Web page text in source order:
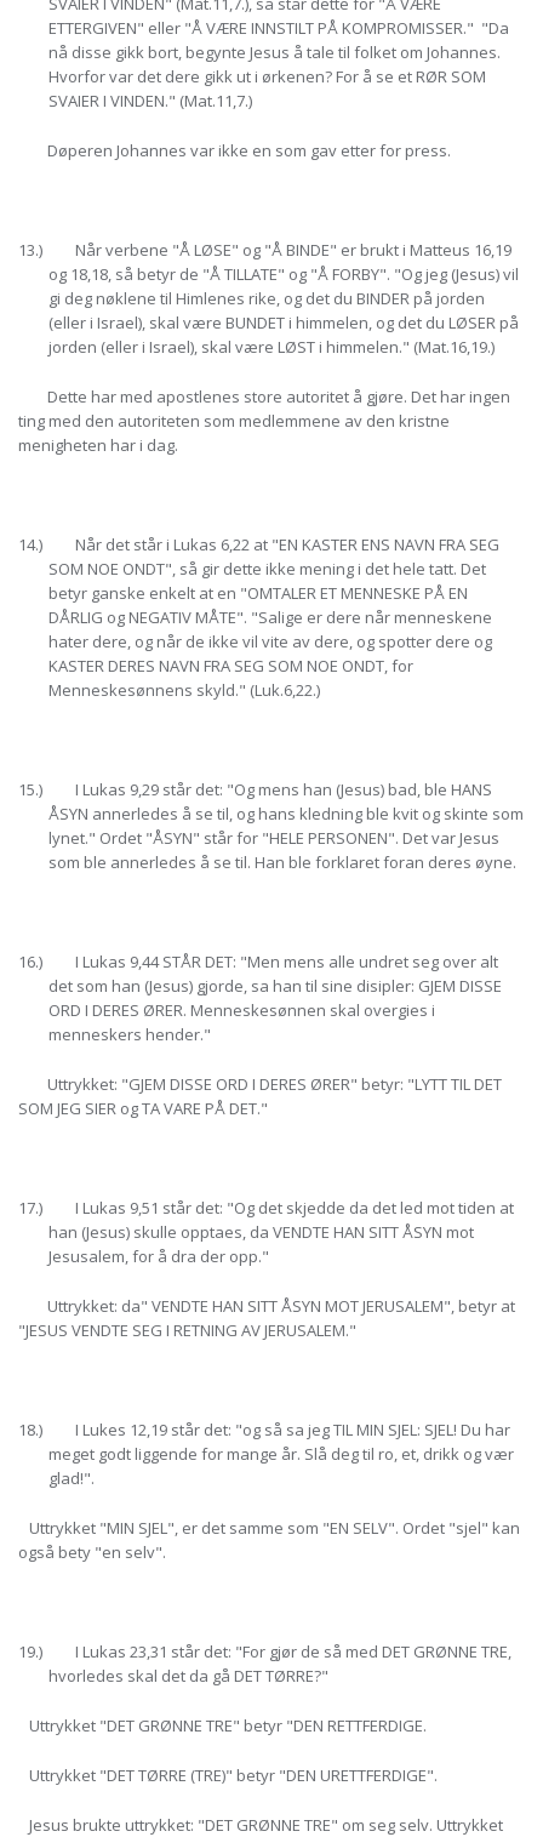
ETTERGIVEN" eller "Å VÆRE INNSTILT PÅ KOMPROMISSER." "Da
nå disse gikk bort, begynte Jesus å tale til folket om Johannes.
Hvorfor var det dere gikk ut i ørkenen? For å se et RØR SOM
SVAIER I VINDEN." (Mat.11,7.)
Døperen Johannes var ikke en som gav etter for press.
13.) Når verbene "Å LØSE" og "Å BINDE" er brukt i Matteus 16,19
og 18,18, så betyr de "Å TILLATE" og "Å FORBY". "Og jeg (Jesus) vil
gi deg nøklene til Himlenes rike, og det du BINDER på jorden
(eller i Israel), skal være BUNDET i himmelen, og det du LØSER på
jorden (eller i Israel), skal være LØST i himmelen." (Mat.16,19.)
Dette har med apostlenes store autoritet å gjøre. Det har ingen
ting med den autoriteten som medlemmene av den kristne
menigheten har i dag.
14.) Når det står i Lukas 6,22 at "EN KASTER ENS NAVN FRA SEG
SOM NOE ONDT", så gir dette ikke mening i det hele tatt. Det
betyr ganske enkelt at en "OMTALER ET MENNESKE PÅ EN
DÅRLIG og NEGATIV MÅTE". "Salige er dere når menneskene
hater dere, og når de ikke vil vite av dere, og spotter dere og
KASTER DERES NAVN FRA SEG SOM NOE ONDT, for
Menneskesønnens skyld." (Luk.6,22.)
15.) I Lukas 9,29 står det: "Og mens han (Jesus) bad, ble HANS
ÅSYN annerledes å se til, og hans kledning ble kvit og skinte som
lynet." Ordet "ÅSYN" står for "HELE PERSONEN". Det var Jesus
som ble annerledes å se til. Han ble forklaret foran deres øyne.
16.) I Lukas 9,44 STÅR DET: "Men mens alle undret seg over alt
det som han (Jesus) gjorde, sa han til sine disipler: GJEM DISSE
ORD I DERES ØRER. Menneskesønnen skal overgies i
menneskers hender."
Uttrykket: "GJEM DISSE ORD I DERES ØRER" betyr: "LYTT TIL DET
SOM JEG SIER og TA VARE PÅ DET."
17.) I Lukas 9,51 står det: "Og det skjedde da det led mot tiden at
han (Jesus) skulle opptaes, da VENDTE HAN SITT ÅSYN mot
Jesusalem, for å dra der opp."
Uttrykket: da" VENDTE HAN SITT ÅSYN MOT JERUSALEM", betyr at
"JESUS VENDTE SEG I RETNING AV JERUSALEM."
18.) I Lukes 12,19 står det: "og så sa jeg TIL MIN SJEL: SJEL! Du har
meget godt liggende for mange år. Slå deg til ro, et, drikk og vær
glad!".
Uttrykket "MIN SJEL", er det samme som "EN SELV". Ordet "sjel" kan
også bety "en selv".
19.) I Lukas 23,31 står det: "For gjør de så med DET GRØNNE TRE,
hvorledes skal det da gå DET TØRRE?"
Uttrykket "DET GRØNNE TRE" betyr "DEN RETTFERDIGE.
Uttrykket "DET TØRRE (TRE)" betyr "DEN URETTFERDIGE".
Jesus brukte uttrykket: "DET GRØNNE TRE" om seg selv. Uttrykket